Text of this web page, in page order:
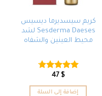
كريم سيسديرما ديسيس
Sesderma Daeses لشد
محيط العينين والشفاه
تم التقييم
4.67من 5
47 $
إضافة إلى السلة